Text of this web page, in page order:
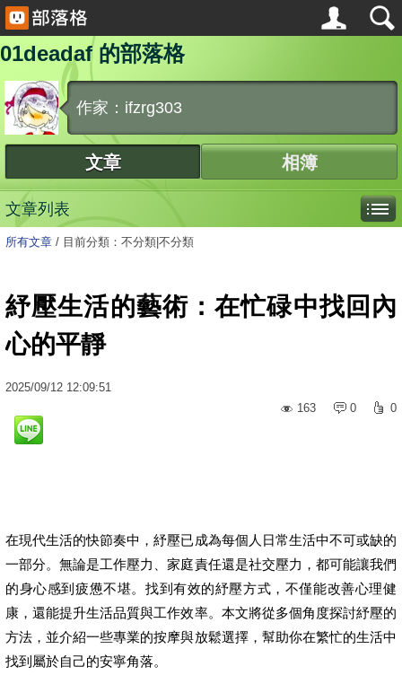
01deadaf 的部落格
作家：ifzrg303
文章 相簿
文章列表
所有文章 / 目前分類：不分類|不分類
紓壓生活的藝術：在忙碌中找回內
心的平靜
2025/09/12 12:09:51
163
0 0
在現代生活的快節奏中，紓壓已成為每個人日常生活中不可或缺的
一部分。無論是工作壓力、家庭責任還是社交壓力，都可能讓我們
的身心感到疲憊不堪。找到有效的紓壓方式，不僅能改善心理健
康，還能提升生活品質與工作效率。本文將從多個角度探討紓壓的
方法，並介紹一些專業的按摩與放鬆選擇，幫助你在繁忙的生活中
找到屬於自己的安寧角落。